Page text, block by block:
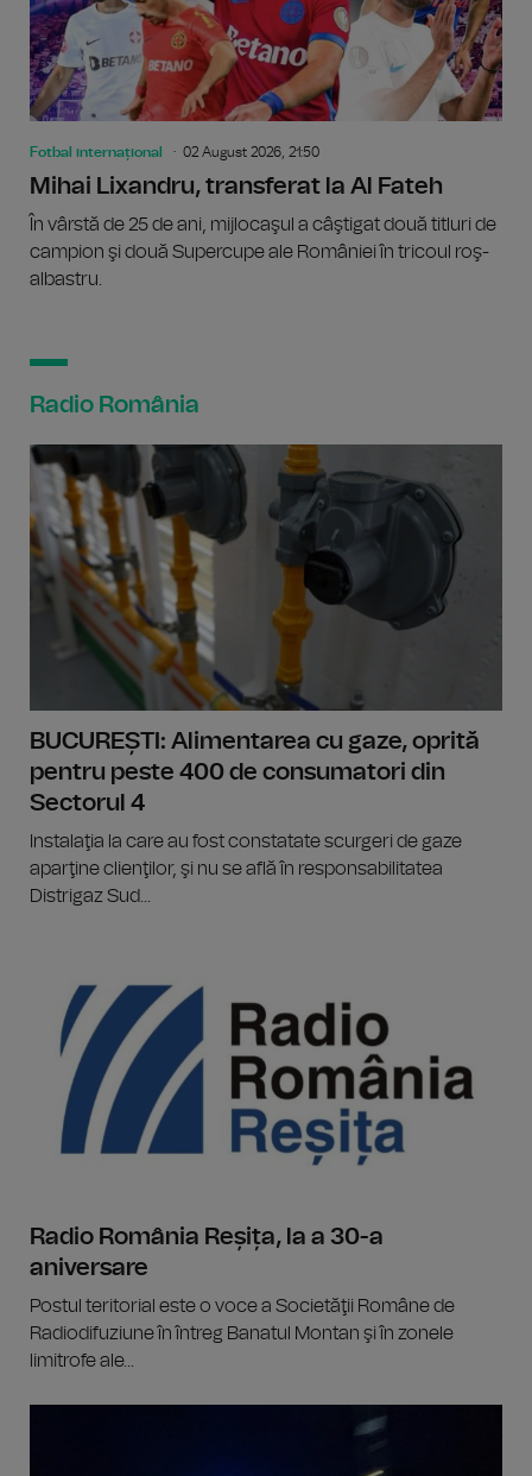
Fotbal internațional 02 August 2026, 21:50
Mihai Lixandru, transferat la Al Fateh
În vârstă de 25 de ani, mijlocaşul a câştigat două titluri de
campion şi două Supercupe ale României în tricoul roş-
albastru.
Radio România
BUCUREȘTI: Alimentarea cu gaze, oprită
pentru peste 400 de consumatori din
Sectorul 4
Instalaţia la care au fost constatate scurgeri de gaze
aparţine clienţilor, şi nu se află în responsabilitatea
Distrigaz Sud...
Radio România Reșița, la a 30-a
aniversare
Postul teritorial este o voce a Societăţii Române de
Radiodifuziune în întreg Banatul Montan şi în zonele
limitrofe ale...